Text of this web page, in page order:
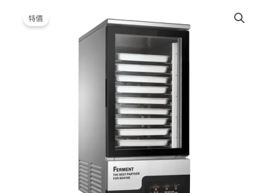
特價
始
格：
$15,500.00。
前
價
格：
$13,000.00。